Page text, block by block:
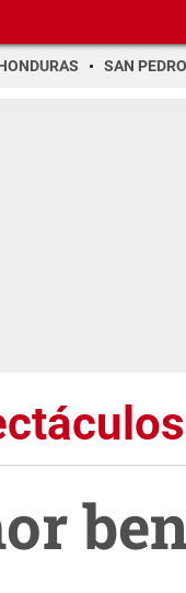
SAN PEDRO